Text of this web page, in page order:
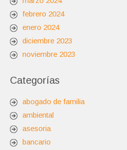
febrero 2024
enero 2024
diciembre 2023
noviembre 2023
Categorías
abogado de familia
ambiental
asesoria
bancario